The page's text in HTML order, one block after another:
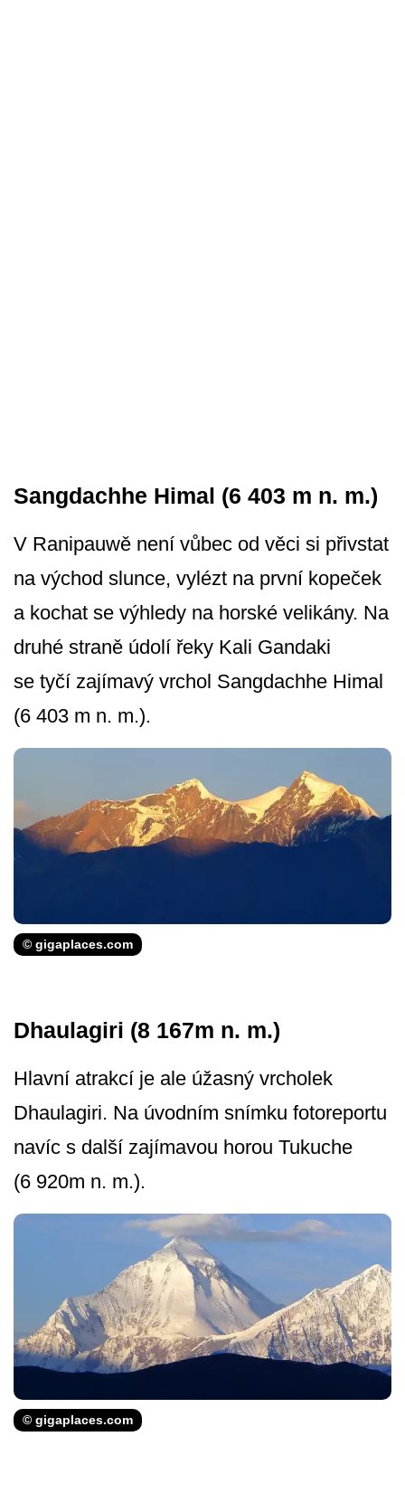
Sangdachhe Himal (6 403 m n. m.)
V Ranipauwě není vůbec od věci si přivstat
na východ slunce, vylézt na první kopeček
a kochat se výhledy na horské velikány. Na
druhé straně údolí řeky Kali Gandaki
se tyčí zajímavý vrchol Sangdachhe Himal
(6 403 m n. m.).
© gigaplaces.com
Dhaulagiri (8 167m n. m.)
Hlavní atrakcí je ale úžasný vrcholek
Dhaulagiri. Na úvodním snímku fotoreportu
navíc s další zajímavou horou Tukuche
(6 920m n. m.).
© gigaplaces.com